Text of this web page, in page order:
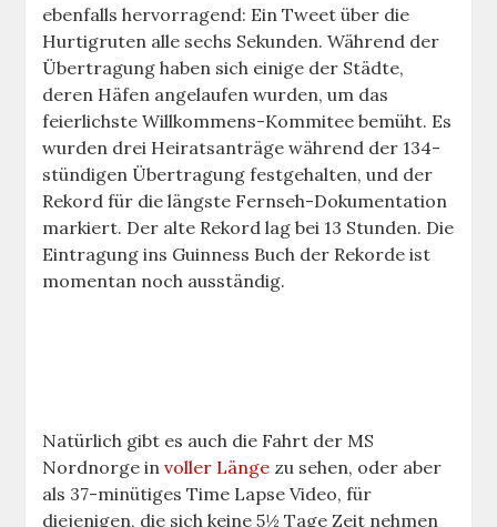
ebenfalls hervorragend: Ein Tweet über die
Hurtigruten alle sechs Sekunden. Während der
Übertragung haben sich einige der Städte,
deren Häfen angelaufen wurden, um das
feierlichste Willkommens-Kommitee bemüht. Es
wurden drei Heiratsanträge während der 134-
stündigen Übertragung festgehalten, und der
Rekord für die längste Fernseh-Dokumentation
markiert. Der alte Rekord lag bei 13 Stunden. Die
Eintragung ins Guinness Buch der Rekorde ist
momentan noch ausständig.
Natürlich gibt es auch die Fahrt der MS
Nordnorge involler Länge zu sehen, oder aber
als 37-minütiges Time Lapse Video, für
diejenigen, die sich keine 5½ Tage Zeit nehmen